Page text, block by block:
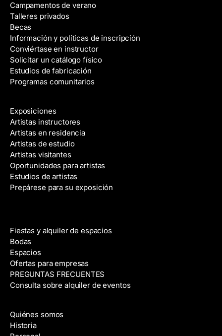
Campamentos de verano
Talleres privados
Becas
Información y políticas de inscripción
Conviértase en instructor
Solicitar un catálogo físico
Estudios de fabricación
Programas comunitarios
Exposiciones
Artistas instructores
Artistas en residencia
Artistas de estudio
Artistas visitantes
Oportunidades para artistas
Estudios de artistas
Prepárese para su exposición
Fiestas y alquiler de espacios
Bodas
Espacios
Ofertas para empresas
PREGUNTAS FRECUENTES
Consulta sobre alquiler de eventos
Quiénes somos
Historia